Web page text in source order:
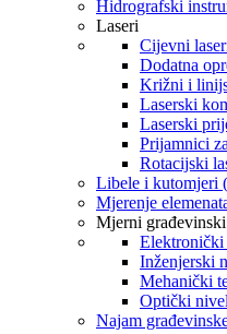
Hidrografski
Laseri
Cijevni
Dodatna
Križni i
Laserski
Laserski
Prijamnici
Rotacijski
Libele i kutomjeri
Mjerenje
Mjerni
Inženjerski
Mehanički
Optički
Najam